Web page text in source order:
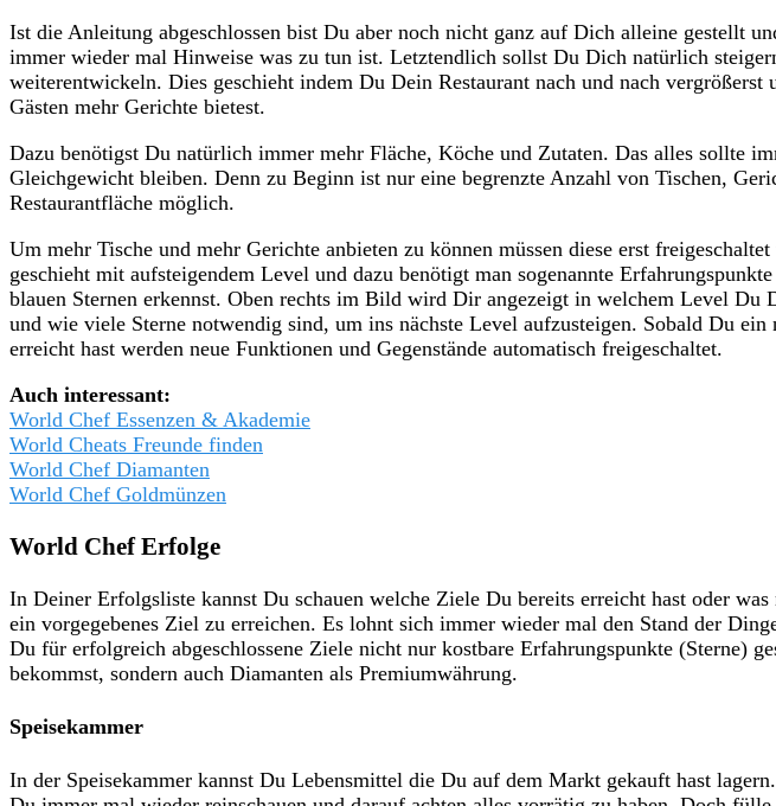
Ist die Anleitung abgeschlossen bist Du aber noch nicht ganz auf Dich alleine gestellt
immer wieder mal Hinweise was zu tun ist. Letztendlich sollst Du Dich natürlich
weiterentwickeln. Dies geschieht indem Du Dein Restaurant nach und nach vergrößerst
Gästen mehr Gerichte bietest.
Dazu benötigst Du natürlich immer mehr Fläche, Köche und Zutaten. Das alles sollte
Gleichgewicht bleiben. Denn zu Beginn ist nur eine begrenzte Anzahl von Tischen,
Restaurantfläche möglich.
Um mehr Tische und mehr Gerichte anbieten zu können müssen diese erst
geschieht mit aufsteigendem Level und dazu benötigt man sogenannte
blauen Sternen erkennst. Oben rechts im Bild wird Dir angezeigt in welchem Level Du
und wie viele Sterne notwendig sind, um ins nächste Level aufzusteigen. Sobald Du ein
erreicht hast werden neue Funktionen und Gegenstände automatisch freigeschaltet.
Auch interessant:
World Chef Essenzen & Akademie
World Cheats Freunde finden
World Chef Diamanten
World Chef Goldmünzen
World Chef Erfolge
In Deiner Erfolgsliste kannst Du schauen welche Ziele Du bereits erreicht hast oder
ein vorgegebenes Ziel zu erreichen. Es lohnt sich immer wieder mal den Stand der
Du für erfolgreich abgeschlossene Ziele nicht nur kostbare Erfahrungspunkte (Sterne)
bekommst, sondern auch Diamanten als Premiumwährung.
Speisekammer
In der Speisekammer kannst Du Lebensmittel die Du auf dem Markt gekauft hast